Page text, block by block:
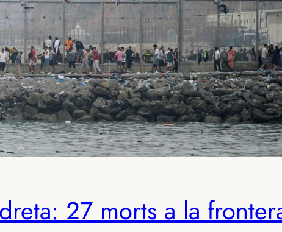
27 morts a la